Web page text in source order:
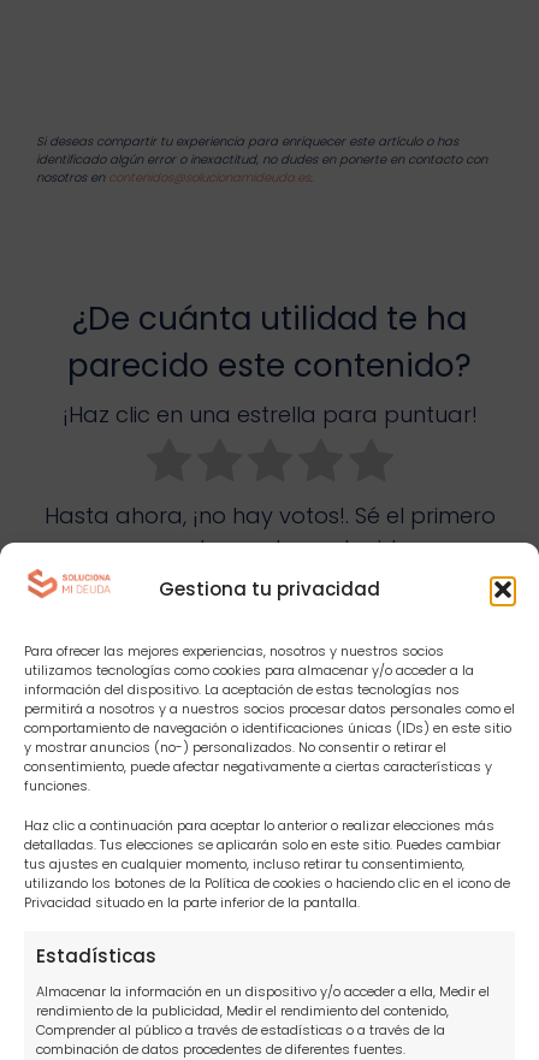
Gestiona tu privacidad
Para ofrecer las mejores experiencias, nosotros y nuestros socios
utilizamos tecnologías como cookies para almacenar y/o acceder a la
información del dispositivo. La aceptación de estas tecnologías nos
permitirá a nosotros y a nuestros socios procesar datos personales como el
comportamiento de navegación o identificaciones únicas (IDs) en este sitio
y mostrar anuncios (no-) personalizados. No consentir o retirar el
consentimiento, puede afectar negativamente a ciertas características y
funciones.
Haz clic a continuación para aceptar lo anterior o realizar elecciones más
detalladas. Tus elecciones se aplicarán solo en este sitio. Puedes cambiar
tus ajustes en cualquier momento, incluso retirar tu consentimiento,
utilizando los botones de la Política de cookies o haciendo clic en el icono de
Privacidad situado en la parte inferior de la pantalla.
Estadísticas
Almacenar la información en un dispositivo y/o acceder a ella, Medir el
rendimiento de la publicidad, Medir el rendimiento del contenido,
Comprender al público a través de estadísticas o a través de la
combinación de datos procedentes de diferentes fuentes.
Si deseas compartir tu experiencia para enriquecer este artículo o has
identificado algún error o inexactitud, no dudes en ponerte en contacto con
nosotros en contenidos@solucionamideuda.es.
¿De cuánta utilidad te ha
parecido este contenido?
¡Haz clic en una estrella para puntuar!
Hasta ahora, ¡no hay votos!. Sé el primero
en puntuar este contenido.
F
a
c
e
o
o
X
i
n
k
d
I
a
Síguenos en redes
Servicios